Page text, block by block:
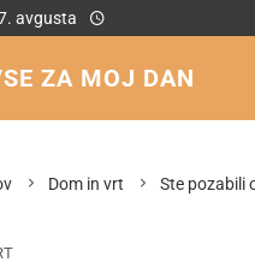
avgusta
ZA MOJ DAN
Dom in vrt Ste pozabili